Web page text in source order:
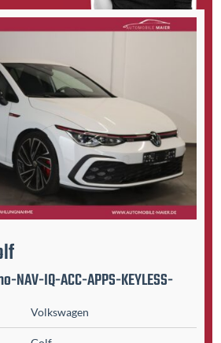
NAV-IQ-ACC-APPS-KEYLESS-
Volkswagen